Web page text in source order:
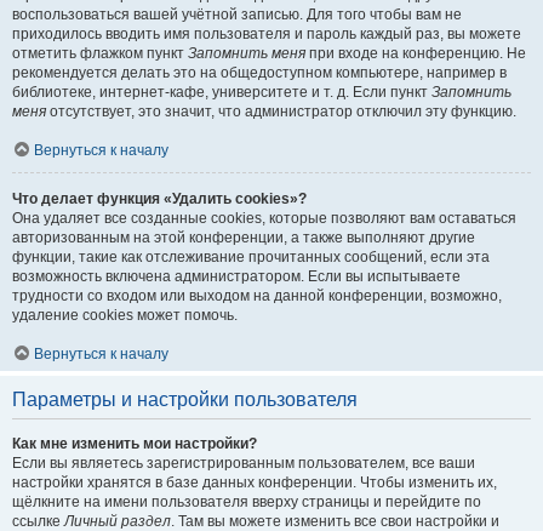
воспользоваться вашей учётной записью. Для того чтобы вам не
приходилось вводить имя пользователя и пароль каждый раз, вы можете
отметить флажком пункт Запомнить меня при входе на конференцию. Не
рекомендуется делать это на общедоступном компьютере, например в
библиотеке, интернет-кафе, университете и т. д. Если пункт Запомнить
меня отсутствует, это значит, что администратор отключил эту функцию.
Вернуться к началу
Что делает функция «Удалить cookies»?
Она удаляет все созданные cookies, которые позволяют вам оставаться
авторизованным на этой конференции, а также выполняют другие
функции, такие как отслеживание прочитанных сообщений, если эта
возможность включена администратором. Если вы испытываете
трудности со входом или выходом на данной конференции, возможно,
удаление cookies может помочь.
Вернуться к началу
Параметры и настройки пользователя
Как мне изменить мои настройки?
Если вы являетесь зарегистрированным пользователем, все ваши
настройки хранятся в базе данных конференции. Чтобы изменить их,
щёлкните на имени пользователя вверху страницы и перейдите по
ссылкеЛичный раздел. Там вы можете изменить все свои настройки и